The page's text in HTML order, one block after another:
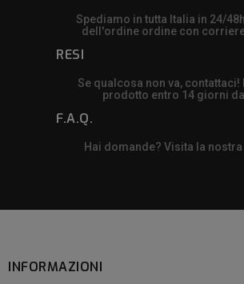
Spediamo in tutta Italia in 24/
dell'ordine ordine con
RESI
Se qualcosa non va, contattaci!
prodotto entro 14 giorni
F.A.Q.
Hai domande? Visita la nostra
INFORMAZIONI